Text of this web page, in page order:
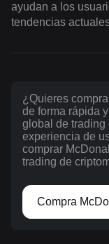
ayudan a los
tendencias
¿Quieres
de forma rápida
global de trading
experiencia de
comprar
trading de
Compra